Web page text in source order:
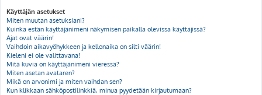
Käyttäjän asetukset
Miten muutan asetuksiani?
Kuinka estän käyttäjänimeni näkymisen paikalla olevissa käyttäjissä?
Ajat ovat väärin!
Vaihdoin aikavyöhykkeen ja kellonaika on silti väärin!
Kieleni ei ole valittavana!
Mitä kuvia on käyttäjänimeni vieressä?
Miten asetan avataren?
Mikä on arvonimi ja miten vaihdan sen?
Kun klikkaan sähköpostilinkkiä, minua pyydetään kirjautumaan?